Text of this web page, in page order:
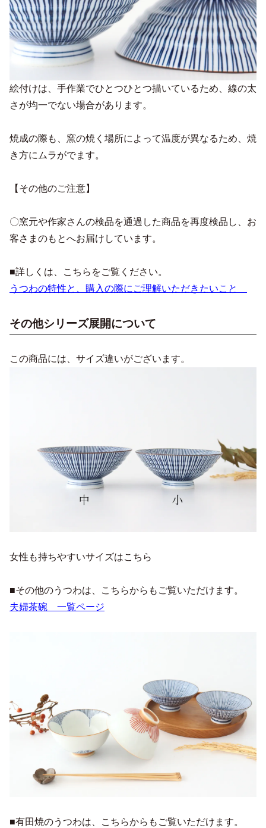
絵付けは、手作業でひとつひとつ描いているため、線の太
さが均一でない場合があります。
焼成の際も、窯の焼く場所によって温度が異なるため、焼
き方にムラがでます。
【その他のご注意】
〇窯元や作家さんの検品を通過した商品を再度検品し、お
客さまのもとへお届けしています。
■詳しくは、こちらをご覧ください。
うつわの特性と、購入の際にご理解いただきたいこと
その他シリーズ展開について
この商品には、サイズ違いがございます。
女性も持ちやすいサイズはこちら
■その他のうつわは、こちらからもご覧いただけます。
夫婦茶碗 一覧ページ
■有田焼のうつわは、こちらからもご覧いただけます。